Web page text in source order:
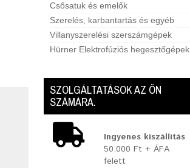
Csősatuk és emelők
Szerelés, karbantartás és egyéb
Villanyszerelési szerszámgépek
Hürner Elektrofúziós hegesztőgépek
SZOLGÁLTATÁSOK AZ ÖN
SZÁMÁRA.
Ingyenes kiszállítás
50.000 Ft + ÁFA
felett